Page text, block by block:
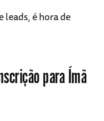
leads, é hora de
para Ímã